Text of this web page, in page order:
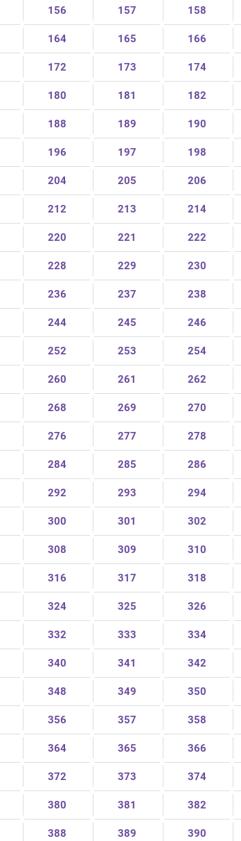
156 157 158
164 165 166
172 173 174
180 181 182
188 189 190
196 197 198
204 205 206
212 213 214
220 221 222
228 229 230
236 237 238
244 245 246
252 253 254
260 261 262
268 269 270
276 277 278
284 285 286
292 293 294
300 301 302
308 309 310
316 317 318
324 325 326
332 333 334
340 341 342
348 349 350
356 357 358
364 365 366
372 373 374
380 381 382
388 389 390